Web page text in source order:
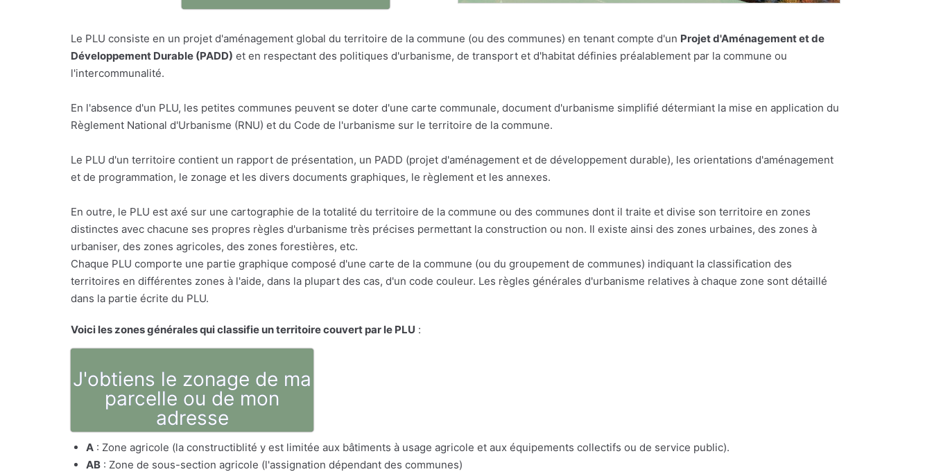
Le PLU consiste en un projet d'aménagement global du territoire de la commune (ou des communes) en tenant compte d'un Projet d'Aménagement et de
Développement Durable (PADD) et en respectant des politiques d'urbanisme, de transport et d'habitat définies préalablement par la commune ou
l'intercommunalité.
En l'absence d'un PLU, les petites communes peuvent se doter d'une carte communale, document d'urbanisme simplifié détermiant la mise en application du
Règlement National d'Urbanisme (RNU) et du Code de l'urbanisme sur le territoire de la commune.
Le PLU d'un territoire contient un rapport de présentation, un PADD (projet d'aménagement et de développement durable), les orientations d'aménagement
et de programmation, le zonage et les divers documents graphiques, le règlement et les annexes.
En outre, le PLU est axé sur une cartographie de la totalité du territoire de la commune ou des communes dont il traite et divise son territoire en zones
distinctes avec chacune ses propres règles d'urbanisme très précises permettant la construction ou non. Il existe ainsi des zones urbaines, des zones à
urbaniser, des zones agricoles, des zones forestières, etc.
Chaque PLU comporte une partie graphique composé d'une carte de la commune (ou du groupement de communes) indiquant la classification des
territoires en différentes zones à l'aide, dans la plupart des cas, d'un code couleur. Les règles générales d'urbanisme relatives à chaque zone sont détaillé
dans la partie écrite du PLU.
Voici les zones générales qui classifie un territoire couvert par le PLU :
J'obtiens le zonage de ma
parcelle ou de mon
adresse
A : Zone agricole (la constructiblité y est limitée aux bâtiments à usage agricole et aux équipements collectifs ou de service public).
AB : Zone de sous-section agricole (l'assignation dépendant des communes)